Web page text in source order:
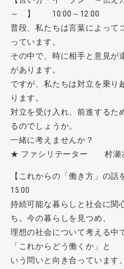
～ 】 10:00～12:00
普段、私たちは言葉によって
っています。
その中で、時に相手と意見が
があります。
ですが、私たちは対立を乗り
ります。
対立を受け入れ、前進するた
るのでしょうか。
一緒に考えませんか？
★ ファシリテーター 村瀬
【これからの「働き方」の
15:00
持続可能な暮らしと社会に関
ち。今の暮らしを見つめ、
理想の社会について考える中
「これからどう働くか」と
いう問いと向き合っています。